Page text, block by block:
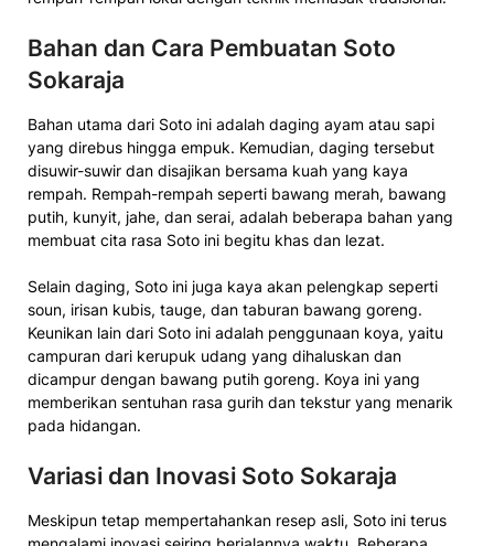
Bahan dan Cara Pembuatan Soto
Sokaraja
Bahan utama dari Soto ini adalah daging ayam atau sapi
yang direbus hingga empuk. Kemudian, daging tersebut
disuwir-suwir dan disajikan bersama kuah yang kaya
rempah. Rempah-rempah seperti bawang merah, bawang
putih, kunyit, jahe, dan serai, adalah beberapa bahan yang
membuat cita rasa Soto ini begitu khas dan lezat.
Selain daging, Soto ini juga kaya akan pelengkap seperti
soun, irisan kubis, tauge, dan taburan bawang goreng.
Keunikan lain dari Soto ini adalah penggunaan koya, yaitu
campuran dari kerupuk udang yang dihaluskan dan
dicampur dengan bawang putih goreng. Koya ini yang
memberikan sentuhan rasa gurih dan tekstur yang menarik
pada hidangan.
Variasi dan Inovasi Soto Sokaraja
Meskipun tetap mempertahankan resep asli, Soto ini terus